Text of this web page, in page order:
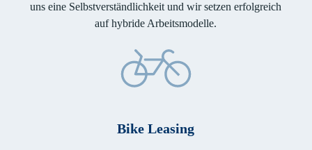
uns eine Selbstverständlichkeit und wir setzen erfolgreich
auf hybride Arbeitsmodelle.
Bike Leasing